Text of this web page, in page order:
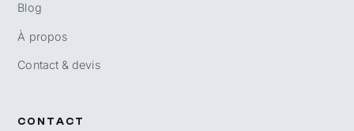
Blog
À propos
Contact & devis
CONTACT